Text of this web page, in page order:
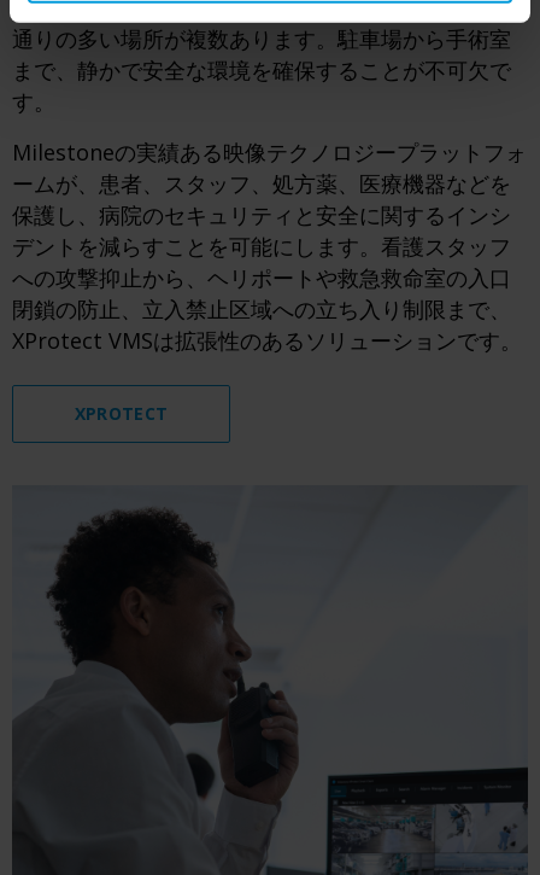
病院は広大で変化に富んだ施設であり、出入口や人
通りの多い場所が複数あります。駐車場から手術室
まで、静かで安全な環境を確保することが不可欠で
す。
Milestoneの実績ある映像テクノロジープラットフォ
ームが、患者、スタッフ、処方薬、医療機器などを
保護し、病院のセキュリティと安全に関するインシ
デントを減らすことを可能にします。看護スタッフ
への攻撃抑止から、ヘリポートや救急救命室の入口
閉鎖の防止、立入禁止区域への立ち入り制限まで、
XProtect VMSは拡張性のあるソリューションです。
XPROTECT